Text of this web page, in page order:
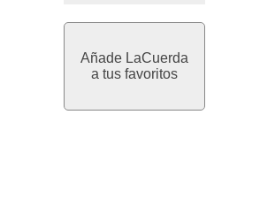
Añade LaCuerda
a tus favoritos